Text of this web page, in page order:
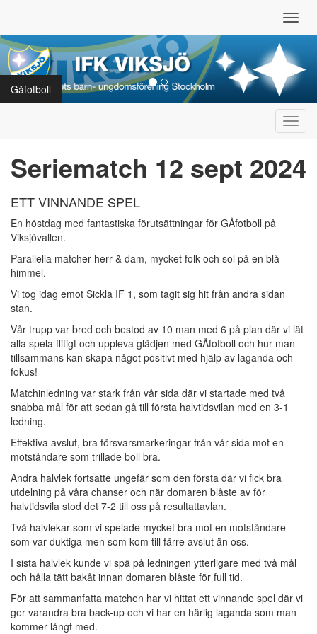
Gåfotboll
Seriematch 12 sept 2024
ETT VINNANDE SPEL
En höstdag med fantastiska förutsättningar för GÅfotboll på
Viksjövallen.
Parallella matcher herr & dam, mycket folk och sol på en blå
himmel.
Vi tog idag emot Sickla IF 1, som tagit sig hit från andra sidan
stan.
Vår trupp var bred och bestod av 10 man med 6 på plan där vi lät
alla spela flitigt och uppleva glädjen med GÅfotboll och hur man
tillsammans kan skapa något positivt med hjälp av laganda och
fokus!
Matchinledning var stark från vår sida där vi startade med två
snabba mål för att sedan gå till första halvtidsvilan med en 3-1
ledning.
Effektiva avslut, bra försvarsmarkeringar från vår sida mot en
motståndare som trillade boll bra.
Andra halvlek fortsatte ungefär som den första där vi fick bra
utdelning på våra chanser och när domaren blåste av för
halvtidsvila stod det 7-2 till oss på resultattavlan.
Två halvlekar som vi spelade mycket bra mot en motståndare
som var duktiga men som kom till färre avslut än oss.
I sista halvlek kunde vi spä på ledningen ytterligare med två mål
och hålla tätt bakåt innan domaren blåste för full tid.
För att sammanfatta matchen har vi hittat ett vinnande spel där vi
ger varandra bra back-up och vi har en härlig laganda som man
kommer långt med.